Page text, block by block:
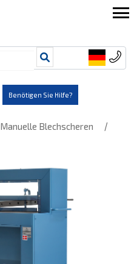
Benötigen Sie Hilfe?
Manuelle Blechscheren /